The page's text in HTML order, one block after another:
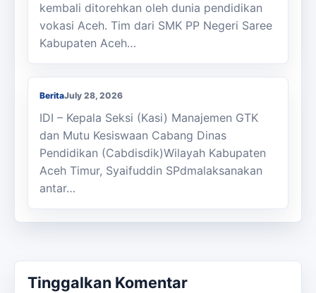
kembali ditorehkan oleh dunia pendidikan
vokasi Aceh. Tim dari SMK PP Negeri Saree
Kabupaten Aceh…
Kasi Cabdisdik Kabupaten Aceh Timur
Antar Tugas Kepala SMKN 1 Julok
BeritaJuly 28, 2026
IDI – Kepala Seksi (Kasi) Manajemen GTK
dan Mutu Kesiswaan Cabang Dinas
Pendidikan (Cabdisdik)Wilayah Kabupaten
Aceh Timur, Syaifuddin SPdmalaksanakan
antar…
Tinggalkan Komentar